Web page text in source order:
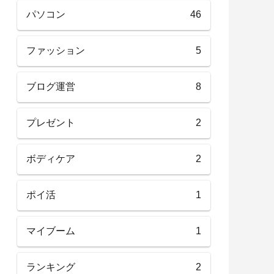
パソコン 46
ファッション 5
ブログ運営 8
プレゼント 2
ボディケア 2
ポイ活 1
マイブーム 1
ランキング 2